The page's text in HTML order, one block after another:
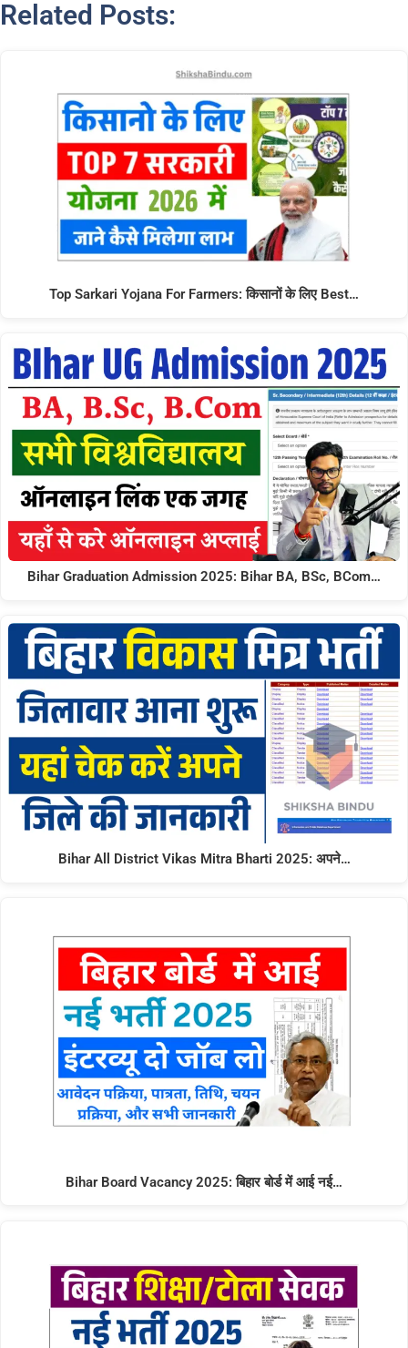
Related Posts:
Top Sarkari Yojana For Farmers: किसानों के लिए Best…
Bihar Graduation Admission 2025: Bihar BA, BSc, BCom…
Bihar All District Vikas Mitra Bharti 2025: अपने…
Bihar Board Vacancy 2025: बिहार बोर्ड में आई नई…